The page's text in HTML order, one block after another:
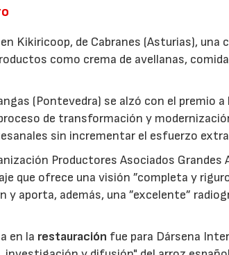
Kikiricoop, de Cabranes (Asturias), una
como crema de avellanas,
(Pontevedra) se alzó con el premio a
de transformación y
sin incrementar el esfuerzo
Productores Asociados Grandes
que ofrece una visión ”completa y
y aporta, además, una ”excelente”
en la restauración fue para Dársena